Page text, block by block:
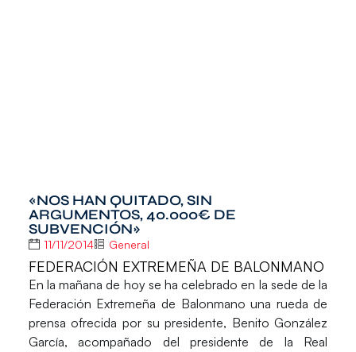
«NOS HAN QUITADO, SIN
ARGUMENTOS, 40.000€ DE
SUBVENCIÓN»
11/11/2014 General
FEDERACIÓN EXTREMEÑA DE BALONMANO
En la mañana de hoy se ha celebrado en la sede de la
Federación Extremeña de Balonmano una rueda de
prensa ofrecida por su presidente, Benito González
García, acompañado del presidente de la Real